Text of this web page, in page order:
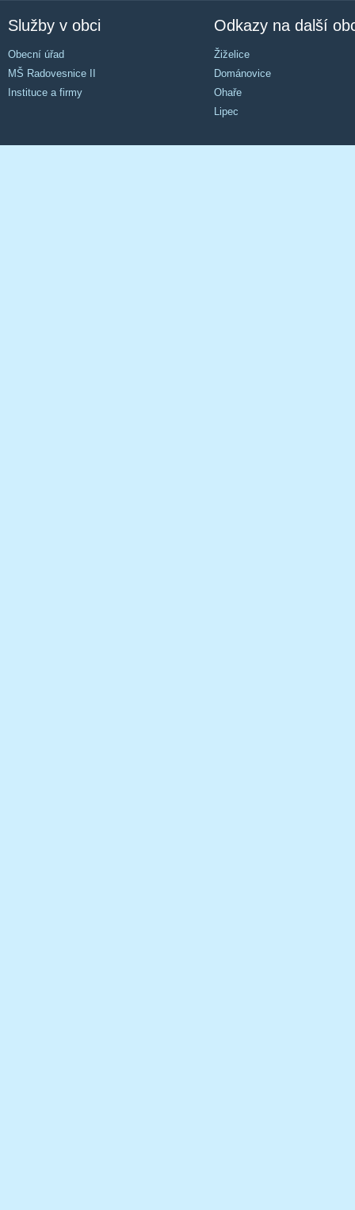
Služby v obci
Obecní úřad
MŠ Radovesnice II
Instituce a firmy
Odkazy na další
Žiželice
Dománovice
Ohaře
Lipec